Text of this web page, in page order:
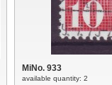
MiNo. 933
available quantity: 2